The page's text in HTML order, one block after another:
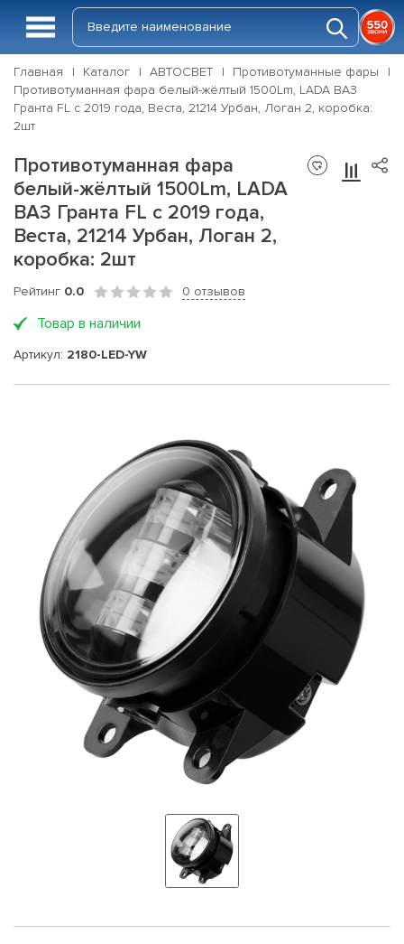
Главная Каталог АВТОСВЕТ
Противотуманные фары
Противотуманная фара белый-жёлтый 1500Lm, LADA ВАЗ
Гранта FL c 2019 года, Веста, 21214 Урбан, Логан 2, коробка:
2шт
Противотуманная фара
белый-жёлтый 1500Lm, LADA
ВАЗ Гранта FL c 2019 года,
Веста, 21214 Урбан, Логан 2,
коробка: 2шт
Рейтинг 0.0 0 отзывов
Товар в наличии
Артикул: 2180-LED-YW